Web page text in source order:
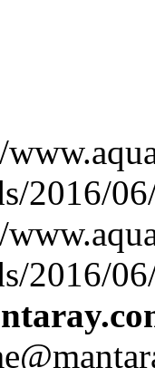
2016/
2016/